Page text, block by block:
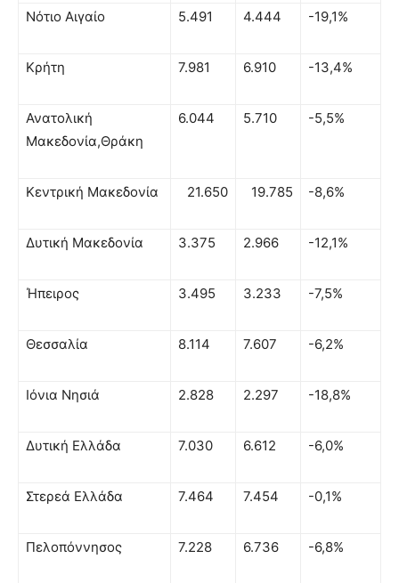
Νότιο Αιγαίο 5.491 4.444 -19,1%
Κρήτη 7.981 6.910 -13,4%
Ανατολική
Μακεδονία,Θράκη
6.044 5.710 -5,5%
Κεντρική Μακεδονία 21.650 19.785 -8,6%
Δυτική Μακεδονία 3.375 2.966 -12,1%
Ήπειρος 3.495 3.233 -7,5%
Θεσσαλία 8.114 7.607 -6,2%
Ιόνια Νησιά 2.828 2.297 -18,8%
Δυτική Ελλάδα 7.030 6.612 -6,0%
Στερεά Ελλάδα 7.464 7.454 -0,1%
Πελοπόννησος 7.228 6.736 -6,8%